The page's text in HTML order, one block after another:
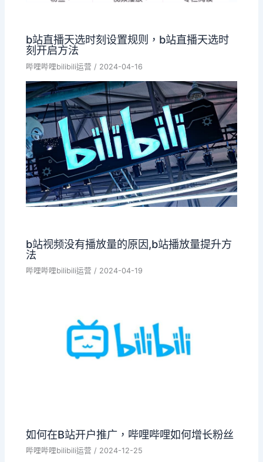
b站直播天选时刻设置规则，b站直播天选时
刻开启方法
哔哩哔哩bilibili运营 / 2024-04-16
b站视频没有播放量的原因,b站播放量提升方
法
哔哩哔哩bilibili运营 / 2024-04-19
如何在B站开户推广，哔哩哔哩如何增长粉丝
哔哩哔哩bilibili运营 / 2024-12-25